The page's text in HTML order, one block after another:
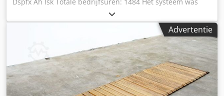
Dspfx Ah Isk Totale bedrijfsuren: 1484 Het systeem was
gekoppeld aan een Heidelberg GTO 52 met een LACO 52-
lakkeersysteem. Er is geen directe verbinding met de
voorgaande machines/apparaten nodig. Er is een
gebruikte UV-straler, type ADNOS 04204B4 (huidige
aanduiding: ADS 53-160), geïnstalleerd.
Advertentie